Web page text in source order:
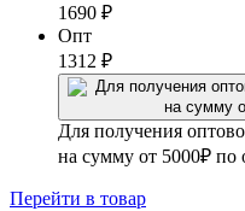
1690 ₽
Опт
1312 ₽
Для получения
на сумму от 5000₽ по
Перейти в товар